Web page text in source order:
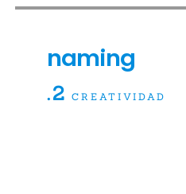
naming
.2 CREATIVIDAD